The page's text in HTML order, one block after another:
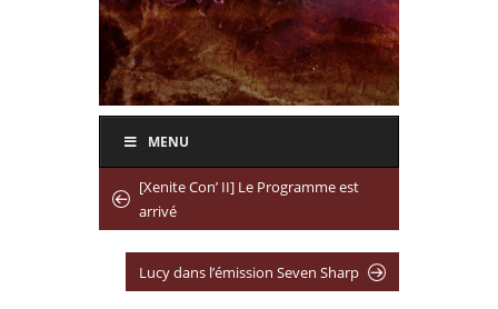
MENU
[Xenite Con’ II] Le Programme est
arrivé
Lucy dans l’émission Seven Sharp